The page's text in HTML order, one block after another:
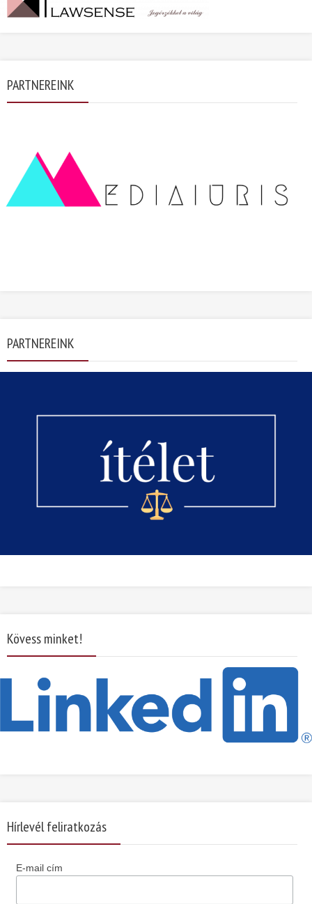
PARTNEREINK
PARTNEREINK
Kövess minket!
Hírlevél feliratkozás
E-mail cím